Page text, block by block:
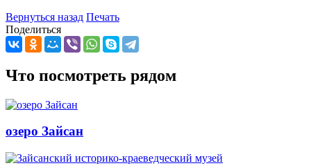
Вернуться назад Печать
Поделиться
Что посмотреть рядом
озеро Зайсан